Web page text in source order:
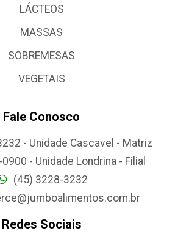
LÁCTEOS
MASSAS
SOBREMESAS
VEGETAIS
Fale Conosco
- Unidade Cascavel - Matriz
- Unidade Londrina - Filial
(45) 3228-3232
Redes Sociais